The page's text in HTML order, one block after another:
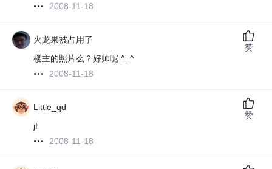
2008-11-18
火龙果被占用了
楼主的照片么？好帅呢 ^_^
2008-11-18
赞
Little_qd
jf
2008-11-18
赞